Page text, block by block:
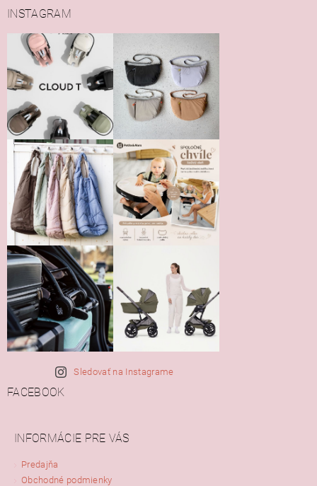
INSTAGRAM
Sledovať na Instagrame
FACEBOOK
INFORMÁCIE PRE VÁS
Predajňa
Obchodné podmienky